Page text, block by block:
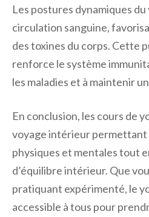
Les postures dynamiques
circulation sanguine,
des toxines du corps. Cette
renforce le système
les maladies et à maintenir
En conclusion, les cours de
voyage intérieur permettant
physiques et mentales tout
d’équilibre intérieur. Que
pratiquant expérimenté, le
accessible à tous pour